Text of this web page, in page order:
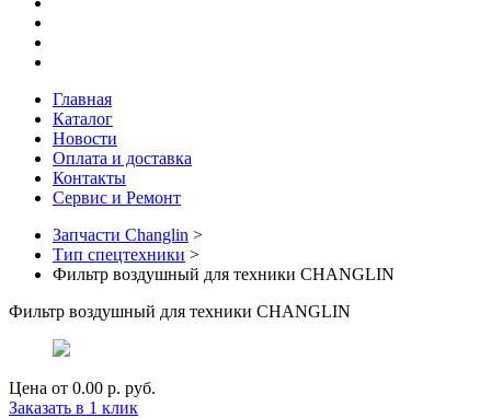
Главная
Каталог
Новости
Оплата и доставка
Контакты
Сервис и Ремонт
Запчасти Changlin >
Тип спецтехники >
Фильтр воздушный для техники CHANGLIN
Фильтр воздушный для техники CHANGLIN
Цена от 0.00 р. руб.
Заказать в 1 клик